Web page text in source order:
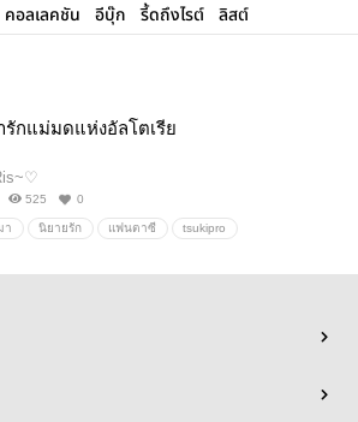
คอลเลคชัน อีบุ๊ก รี้ดถึงไรต์ ลิสต์
รักแม่มดแห่งอัลโตเรีย
525 0
า นิยายรัก แฟนตาซี tsukipro